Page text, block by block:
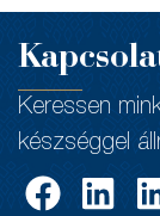
Keressen
készséggel